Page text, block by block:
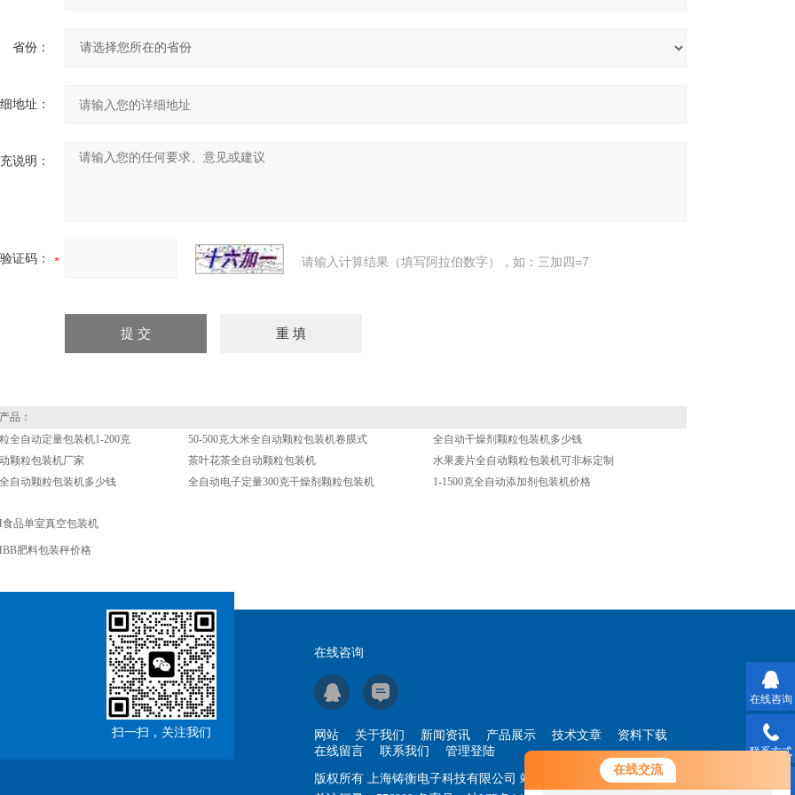
在线交流
您好！欢迎前来咨询，很高兴为您
服务，请问您要咨询什么问题呢？
省份：
地址：
说明：
验证码： 请输入计算结果（填写阿拉伯数字），如：三加四=7
品：
全自动定量包装机1-200克
50-500克大米全自动颗粒包装机卷膜式
全自动干燥剂颗粒包装机多少钱
颗粒包装机厂家
茶叶花茶全自动颗粒包装机
水果麦片全自动颗粒包装机可非标定制
自动颗粒包装机多少钱
全自动电子定量300克干燥剂颗粒包装机 1-1500克全自动添加剂包装机价格
食品单室真空包装机
肥料包装秤价格
扫一扫，关注我们
在线咨询
网站 关于我们 新闻资讯 产品展示 技术文章
资料下载
在线留言
联系我们 管理登陆
版权所有 上海铸衡电子科技有限公司 站点地图
在线咨询
联系方式